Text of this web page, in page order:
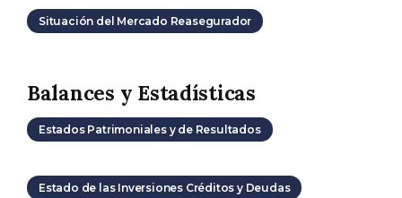
Situación del Mercado Reasegurador
Balances y Estadísticas
Estados Patrimoniales y de Resultados
Estado de las Inversiones Créditos y Deudas